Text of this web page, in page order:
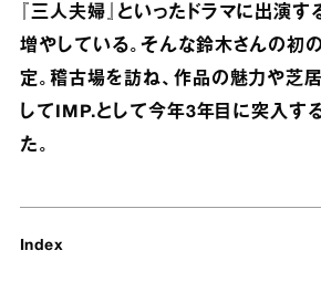
『三人夫婦』といったドラマに出演す
増やしている。そんな鈴木さんの初
定。稽古場を訪ね、作品の魅力や芝
してIMP.として今年3年目に突入す
た。
Index